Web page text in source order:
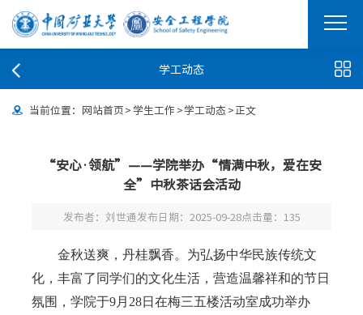
学工动态
当前位置： 网站首页>学生工作 >学工动态 >正文
“安心·领航”——学院举办“情满中秋，爱在安
全”中秋茶话会活动
发布者：刘世通发布日期：2025-09-28点击量： 135
金秋送爽，丹桂飘香。为弘扬中华民族传统文
化，丰富了同学们的文化生活，营造温馨祥和的节日
氛围，学院于9月28日在梅三五楼活动室成功举办